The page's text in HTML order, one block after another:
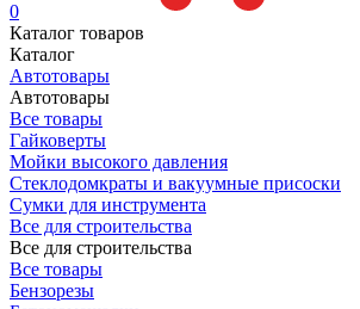
0
Каталог товаров
Каталог
Автотовары
Автотовары
Все товары
Гайковерты
Мойки высокого давления
Стеклодомкраты и вакуумные присоски
Сумки для инструмента
Все для строительства
Все для строительства
Все товары
Бензорезы